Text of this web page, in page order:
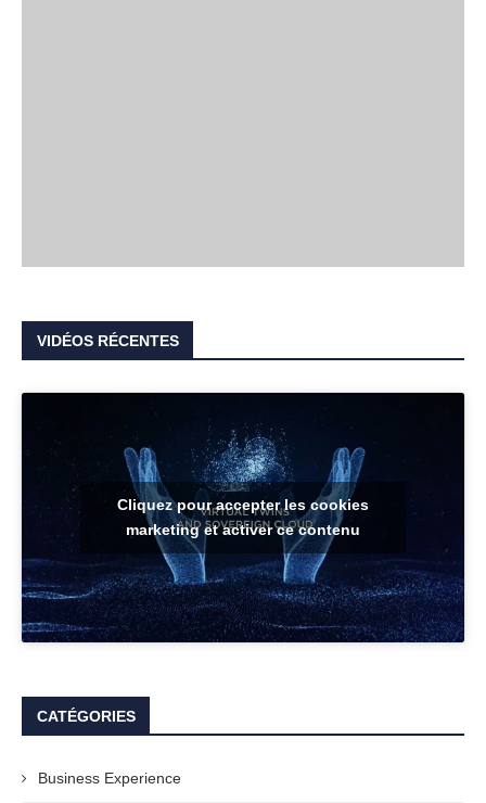
VIDÉOS RÉCENTES
Cliquez pour accepter les cookies
marketing et activer ce contenu
CATÉGORIES
Business Experience